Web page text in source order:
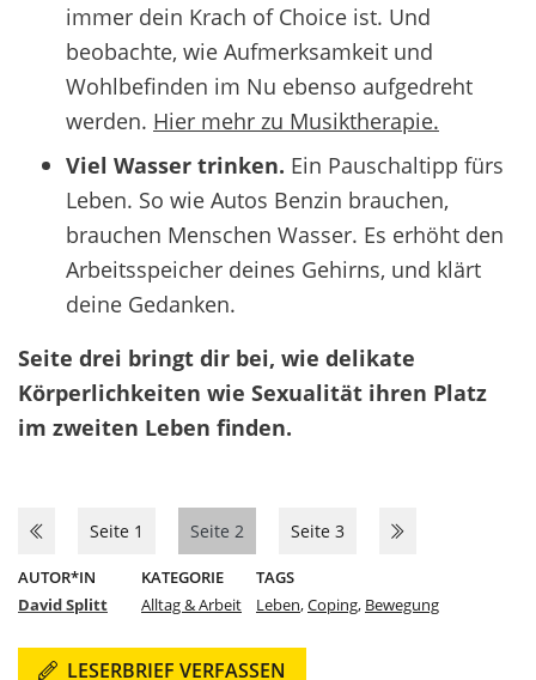
immer dein Krach of Choice ist. Und
beobachte, wie Aufmerksamkeit und
Wohlbefinden im Nu ebenso aufgedreht
werden. Hier mehr zu Musiktherapie.
Viel Wasser trinken. Ein Pauschaltipp fürs
Leben. So wie Autos Benzin brauchen,
brauchen Menschen Wasser. Es erhöht den
Arbeitsspeicher deines Gehirns, und klärt
deine Gedanken.
Seite drei bringt dir bei, wie delikate
Körperlichkeiten wie Sexualität ihren Platz
im zweiten Leben finden.
Seite 1 Seite 2 Seite 3
AUTOR*IN
David Splitt
KATEGORIE
Alltag & Arbeit
TAGS
Leben,Coping, Bewegung
LESERBRIEF VERFASSEN